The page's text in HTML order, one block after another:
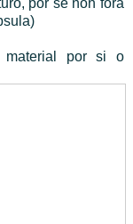
por se non fora
material por si o